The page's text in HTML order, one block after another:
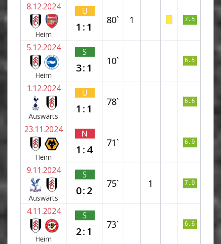
8.12.2024
Heim
U
1:1
80` 1 7.5
5.12.2024
Heim
S
3:1
10` 6.5
1.12.2024
Auswärts
U
1:1
78` 6.6
23.11.2024
Heim
N
1:4
71` 6.9
9.11.2024
Auswärts
S
0:2
75` 1 7.0
4.11.2024
Heim
S
2:1
73` 6.6